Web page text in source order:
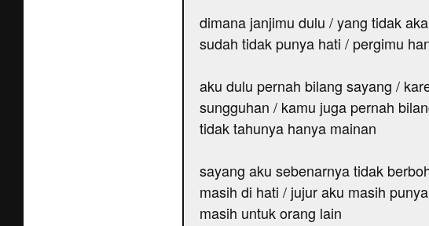
dimana janjimu dulu / yang tidak
sudah tidak punya hati / pergimu
aku dulu pernah bilang sayang /
sungguhan / kamu juga pernah
tidak tahunya hanya mainan
sayang aku sebenarnya tidak
masih di hati / jujur aku masih
masih untuk orang lain